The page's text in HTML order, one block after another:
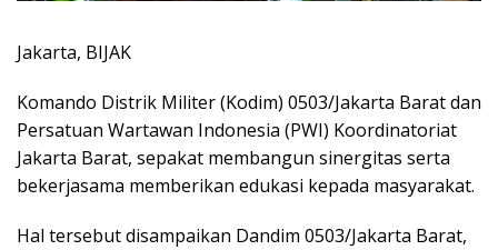
Jakarta, BIJAK
Komando Distrik Militer (Kodim) 0503/Jakarta Barat dan
Persatuan Wartawan Indonesia (PWI) Koordinatoriat
Jakarta Barat, sepakat membangun sinergitas serta
bekerjasama memberikan edukasi kepada masyarakat.
Hal tersebut disampaikan Dandim 0503/Jakarta Barat,